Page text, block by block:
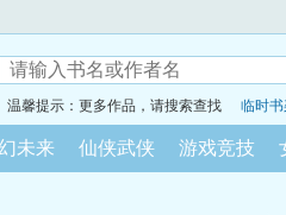
温馨提示：更多作品，请搜索查找 临时
未来 仙侠武侠 游戏竞技